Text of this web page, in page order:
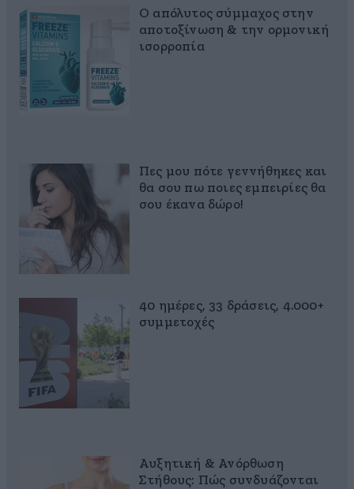
Ο απόλυτος σύμμαχος στην
αποτοξίνωση & την ορμονική
ισορροπία
Πες μου πότε γεννήθηκες και
θα σου πω ποιες εμπειρίες θα
σου έκανα δώρο!
40 ημέρες, 33 δράσεις, 4.000+
συμμετοχές
Αυξητική & Ανόρθωση
Στήθους: Πώς συνδυάζονται